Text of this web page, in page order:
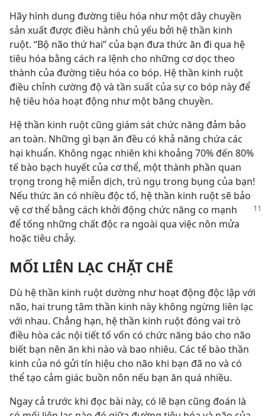
Hãy hình dung đường tiêu hóa như một dây chuyền
sản xuất được điều hành chủ yếu bởi hệ thần kinh
ruột. “Bộ não thứ hai” của bạn đưa thức ăn đi qua hệ
tiêu hóa bằng cách ra lệnh cho những cơ dọc theo
thành của đường tiêu hóa co bóp. Hệ thần kinh ruột
điều chỉnh cường độ và tần suất của sự co bóp này để
hệ tiêu hóa hoạt động như một băng chuyền.
Hệ thần kinh ruột cũng giám sát chức năng đảm bảo
an toàn. Những gì bạn ăn đều có khả năng chứa các
hại khuẩn. Không ngạc nhiên khi khoảng 70% đến 80%
tế bào bạch huyết của cơ thể, một thành phần quan
trọng trong hệ miễn dịch, trú ngụ trong bụng của bạn!
Nếu thức ăn có nhiều độc tố, hệ thần kinh ruột sẽ bảo
vệ cơ thể bằng cách khởi động chức năng co mạnh
để tống những chất độc ra ngoài qua việc nôn mửa
hoặc tiêu chảy.
MỐI LIÊN LẠC CHẶT CHẼ
Dù hệ thần kinh ruột dường như hoạt động độc lập với
não, hai trung tâm thần kinh này không ngừng liên lạc
với nhau. Chẳng hạn, hệ thần kinh ruột đóng vai trò
điều hòa các nội tiết tố vốn có chức năng báo cho não
biết bạn nên ăn khi nào và bao nhiêu. Các tế bào thần
kinh của nó gửi tín hiệu cho não khi bạn đã no và có
thể tạo cảm giác buồn nôn nếu bạn ăn quá nhiều.
Ngay cả trước khi đọc bài này, có lẽ bạn cũng đoán là